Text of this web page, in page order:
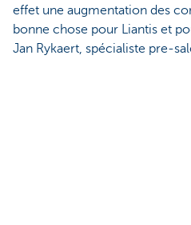
effet une augmentation des
bonne chose pour Liantis et
Jan Rykaert, spécialiste pre-